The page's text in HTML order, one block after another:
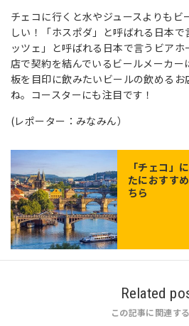
チェコに行くと水やジュースよりも
しい！「ホスポダ」と呼ばれる日本
ッツェ」と呼ばれる日本で言うビア
店で契約を結んでいるビールメーカ
板を目印に飲みたいビールの飲めるお
ね。コースターにも注目です！
(レポーター：みなみん）
「チェコ」
たにおすす
ちら
Related
この記事に関連す